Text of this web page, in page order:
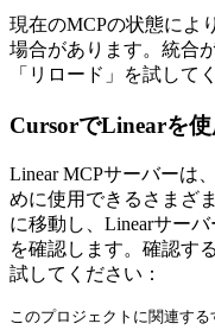
現在のMCPの状態によ
場合があります。統合
「リロード」を試して
CursorでLinearを使
Linear MCPサーバーは
めに使用できるさまざ
に移動し、Linearサー
を確認します。確認す
試してください：